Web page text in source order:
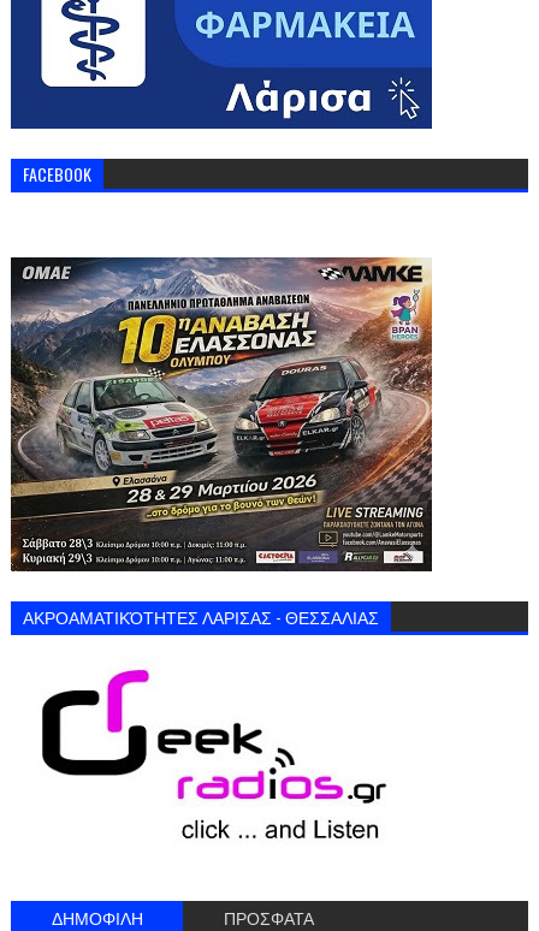
FACEBOOK
ΑΚΡΟΑΜΑΤΙΚΌΤΗΤΕΣ ΛΑΡΙΣΑΣ - ΘΕΣΣΑΛΙΑΣ
ΔΗΜΟΦΙΛΗ ΠΡΟΣΦΑΤΑ